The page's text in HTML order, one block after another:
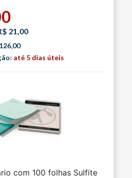
21,00
até 5 dias úteis
com 100 folhas Sulfite